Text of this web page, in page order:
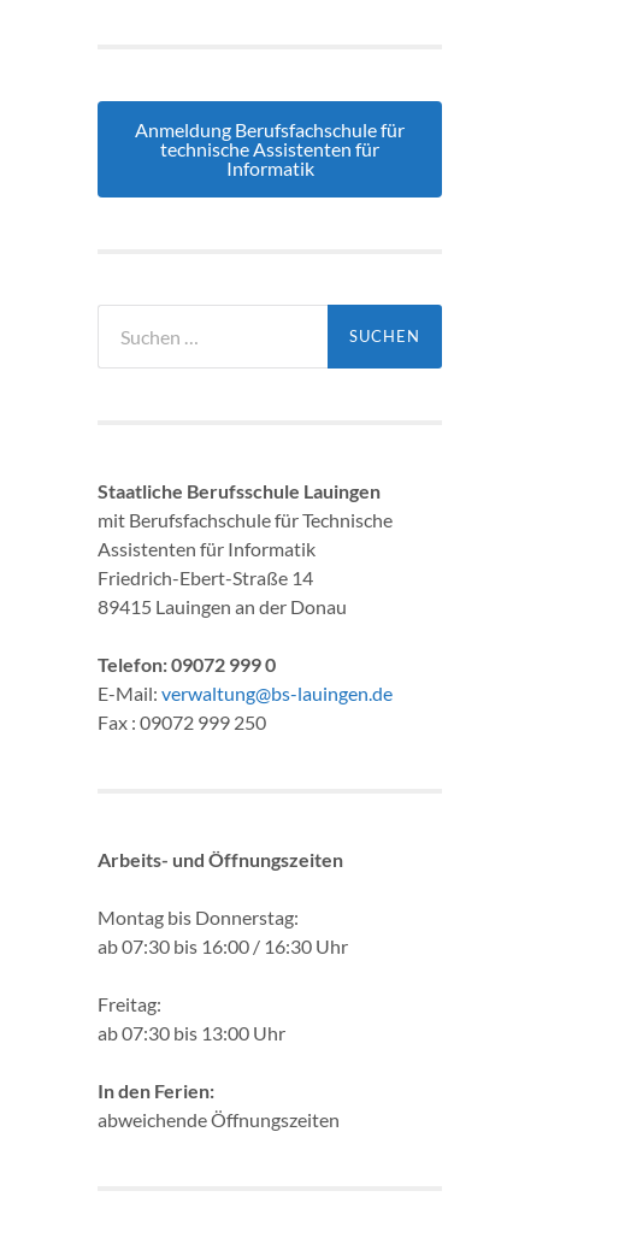
Anmeldung Berufsfachschule für
technische Assistenten für
Informatik
nach:
Staatliche Berufsschule Lauingen
mit Berufsfachschule für Technische
Assistenten für Informatik
Friedrich-Ebert-Straße 14
89415 Lauingen an der Donau
Telefon: 09072 999 0
E-Mail: verwaltung@bs-lauingen.de
Fax : 09072 999 250
Arbeits- und Öffnungszeiten
Montag bis Donnerstag:
ab 07:30 bis 16:00 / 16:30 Uhr
Freitag:
ab 07:30 bis 13:00 Uhr
In den Ferien:
abweichende Öffnungszeiten